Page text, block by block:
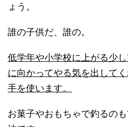
ょう。
誰の子供だ、誰の。
低学年や小学校に上がる少
に向かってやる気を出して
手を使います。
お菓子やおもちゃで釣るの